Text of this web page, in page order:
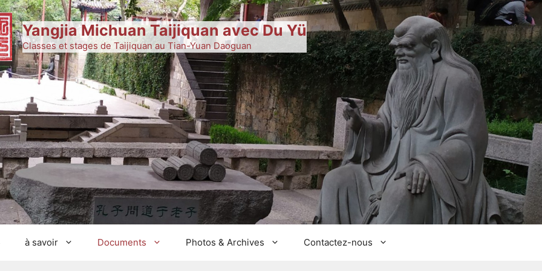
Yangjia Michuan Taijiquan avec Du Yü
Classes et stages de Taijiquan au Tian-Yuan Daoguan
à savoir Documents Photos & Archives Contactez-nous